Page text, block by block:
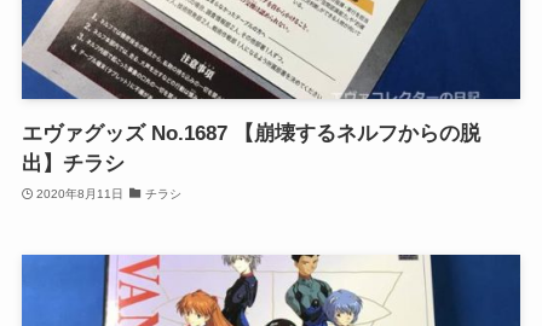
エヴァグッズ No.1687 【崩壊するネルフからの脱
出】チラシ
2020年8月11日 チラシ